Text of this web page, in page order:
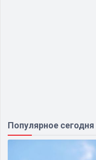
Популярное сегодня